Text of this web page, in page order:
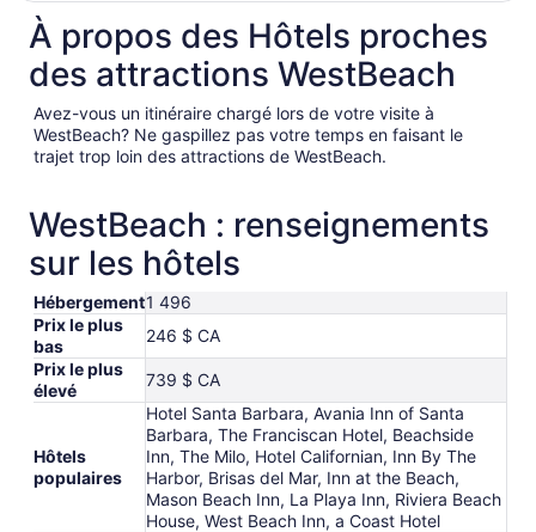
À propos des Hôtels proches
des attractions WestBeach
Avez-vous un itinéraire chargé lors de votre visite à
WestBeach? Ne gaspillez pas votre temps en faisant le
trajet trop loin des attractions de WestBeach.
WestBeach : renseignements
sur les hôtels
Hébergement1 496
Prix le plus
bas
246 $ CA
Prix le plus
élevé
739 $ CA
Hôtels
populaires
Hotel Santa Barbara, Avania Inn of Santa
Barbara, The Franciscan Hotel, Beachside
Inn, The Milo, Hotel Californian, Inn By The
Harbor, Brisas del Mar, Inn at the Beach,
Mason Beach Inn, La Playa Inn, Riviera Beach
House, West Beach Inn, a Coast Hotel